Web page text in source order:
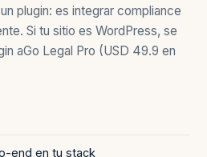
plugin: es integrar compliance
Si tu sitio es WordPress, se
aGo Legal Pro (USD 49.9 en
end en tu stack